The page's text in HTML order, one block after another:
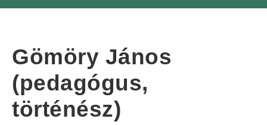
Gömöry János
(pedagógus,
történész)